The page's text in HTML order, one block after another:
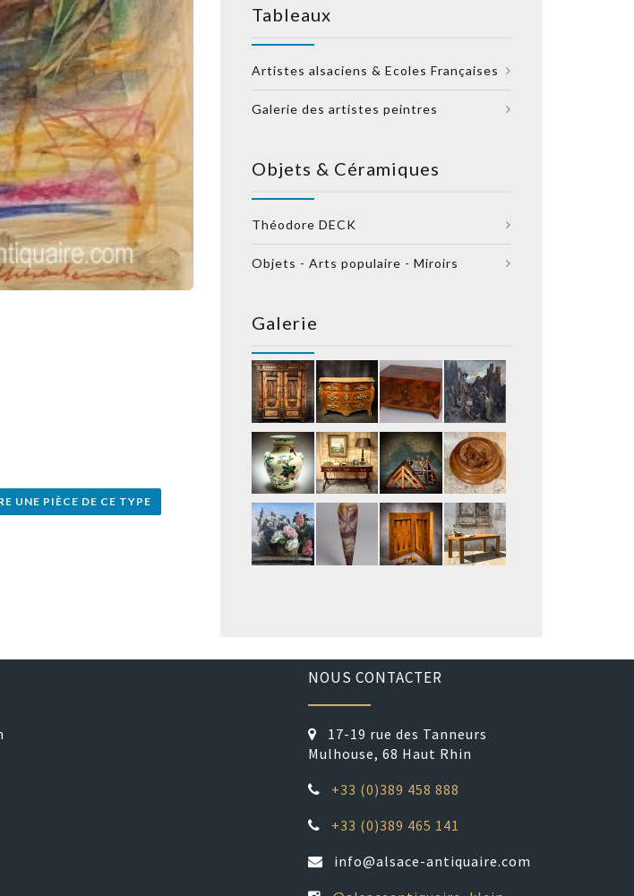
UNE PIÈCE DE CE TYPE
Tableaux
Artistes alsaciens & Ecoles Françaises
Galerie des artistes peintres
Objets & Céramiques
Théodore DECK
Objets - Arts populaire - Miroirs
Galerie
NOUS CONTACTER
17-19 rue des Tanneurs
Mulhouse, 68 Haut Rhin
+33 (0)389 458 888
+33 (0)389 465 141
info@alsace-antiquaire.com